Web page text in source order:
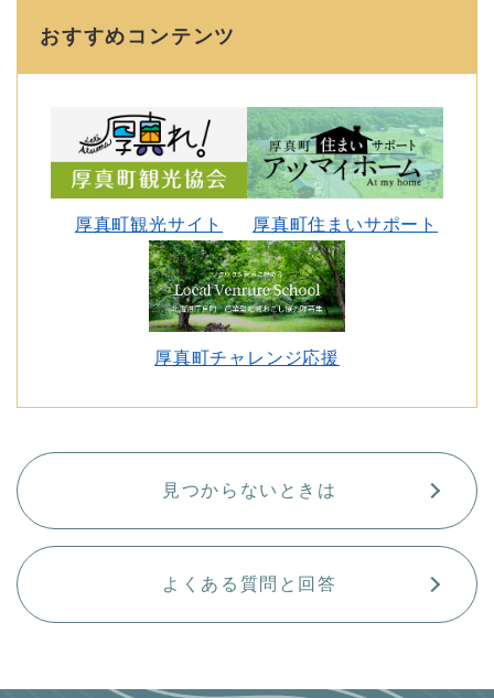
おすすめコンテンツ
厚真町観光サイト 厚真町住まいサポート
厚真町チャレンジ応援
見つからないときは
よくある質問と回答